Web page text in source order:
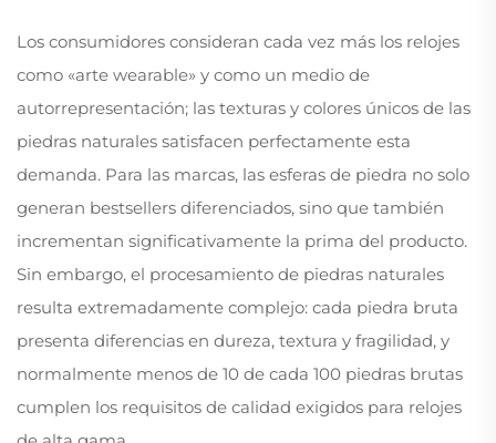
Los consumidores consideran cada vez más los relojes
como «arte wearable» y como un medio de
autorrepresentación; las texturas y colores únicos de las
piedras naturales satisfacen perfectamente esta
demanda. Para las marcas, las esferas de piedra no solo
generan bestsellers diferenciados, sino que también
incrementan significativamente la prima del producto.
Sin embargo, el procesamiento de piedras naturales
resulta extremadamente complejo: cada piedra bruta
presenta diferencias en dureza, textura y fragilidad, y
normalmente menos de 10 de cada 100 piedras brutas
cumplen los requisitos de calidad exigidos para relojes